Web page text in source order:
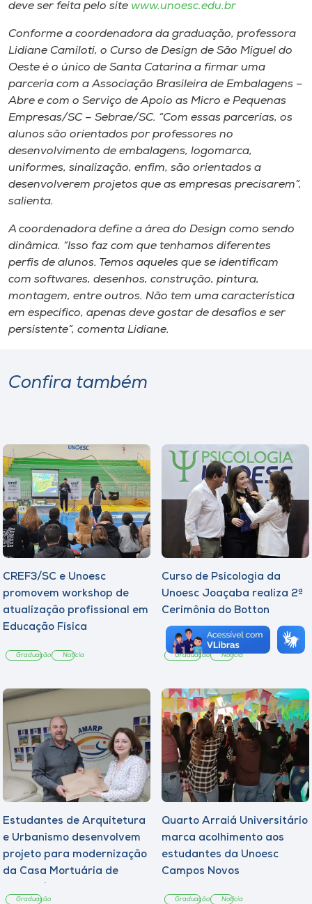
Store
Selecione
A+
A-
deve ser feita pelo site www.unoesc.edu.br
Conforme a coordenadora da graduação, professora
Lidiane Camiloti, o Curso de Design de São Miguel do
Oeste é o único de Santa Catarina a firmar uma
parceria com a Associação Brasileira de Embalagens –
Abre e com o Serviço de Apoio as Micro e Pequenas
Empresas/SC – Sebrae/SC. “Com essas parcerias, os
alunos são orientados por professores no
desenvolvimento de embalagens, logomarca,
uniformes, sinalização, enfim, são orientados a
desenvolverem projetos que as empresas precisarem”,
salienta.
A coordenadora define a área do Design como sendo
dinâmica. “Isso faz com que tenhamos diferentes
perfis de alunos. Temos aqueles que se identificam
com softwares, desenhos, construção, pintura,
montagem, entre outros. Não tem uma característica
em específico, apenas deve gostar de desafios e ser
persistente”, comenta Lidiane.
Confira também
CREF3/SC e Unoesc
promovem workshop de
atualização profissional em
Educação Física
Graduação Notícia
Curso de Psicologia da
Unoesc Joaçaba realiza 2ª
Cerimônia do Botton
Graduação Notícia
Estudantes de Arquitetura
e Urbanismo desenvolvem
projeto para modernização
da Casa Mortuária de
Graduação
Quarto Arraiá Universitário
marca acolhimento aos
estudantes da Unoesc
Campos Novos
Graduação Notícia